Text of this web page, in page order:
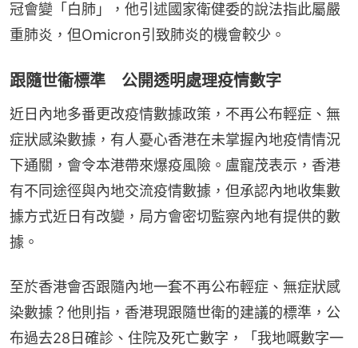
冠會變「白肺」，他引述國家衛健委的說法指此屬嚴
重肺炎，但Oｍicron引致肺炎的機會較少。
跟隨世衞標準 公開透明處理疫情數字
近日內地多番更改疫情數據政策，不再公布輕症、無
症狀感染數據，有人憂心香港在未掌握內地疫情情況
下通關，會令本港帶來爆疫風險。盧寵茂表示，香港
有不同途徑與內地交流疫情數據，但承認內地收集數
據方式近日有改變，局方會密切監察內地有提供的數
據。
至於香港會否跟隨內地一套不再公布輕症、無症狀感
染數據？他則指，香港現跟隨世衛的建議的標準，公
布過去28日確診、住院及死亡數字，「我地嘅數字一